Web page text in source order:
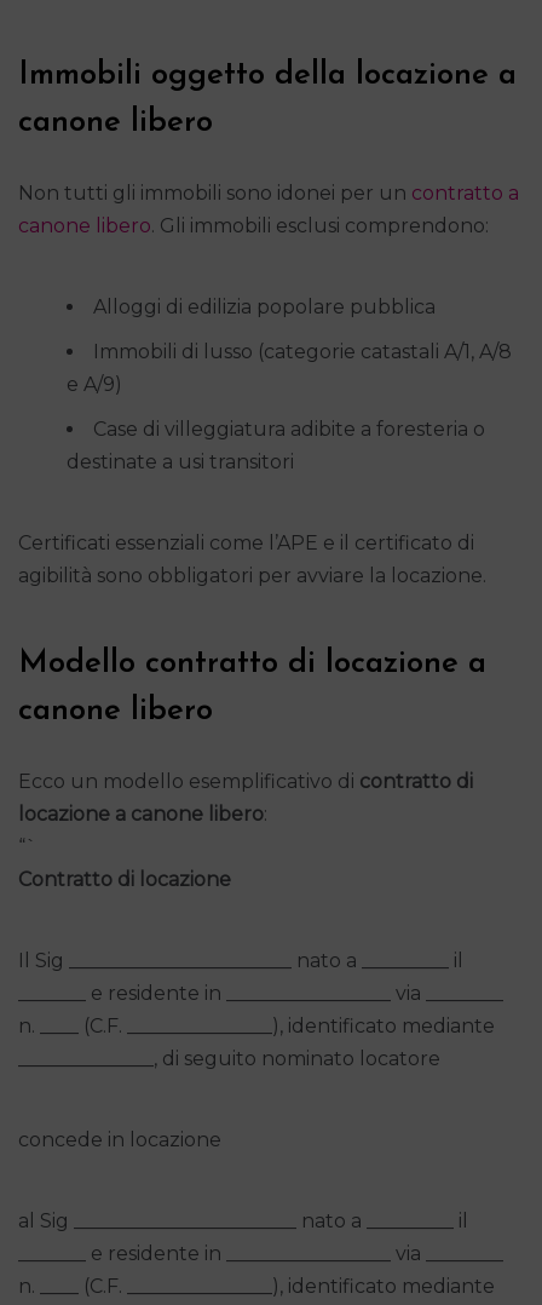
Immobili oggetto della locazione a
canone libero
Non tutti gli immobili sono idonei per un contratto a
canone libero. Gli immobili esclusi comprendono:
Alloggi di edilizia popolare pubblica
Immobili di lusso (categorie catastali A/1, A/8
e A/9)
Case di villeggiatura adibite a foresteria o
destinate a usi transitori
Certificati essenziali come l’APE e il certificato di
agibilità sono obbligatori per avviare la locazione.
Modello contratto di locazione a
canone libero
Ecco un modello esemplificativo di contratto di
locazione a canone libero:
“`
Contratto di locazione
Il Sig _______________________ nato a _________ il
_______ e residente in _________________ via ________
n. ____ (C.F. _______________), identificato mediante
______________, di seguito nominato locatore
concede in locazione
al Sig _______________________ nato a _________ il
_______ e residente in _________________ via ________
n. ____ (C.F. _______________), identificato mediante